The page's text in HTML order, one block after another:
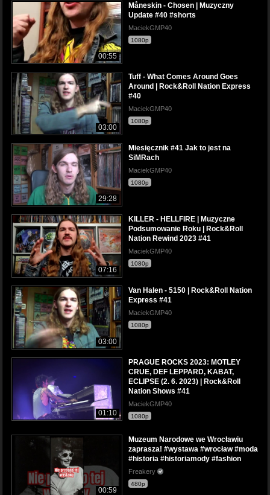
00:55
Måneskin - Chosen | Muzyczny
Update #40 #shorts
MaciekGMP40
1080p
03:00
Tuff - What Comes Around Goes
Around | Rock&Roll Nation Express
#40
MaciekGMP40
1080p
29:28
Miesięcznik #41 Jak to jest na
SiMRach
MaciekGMP40
1080p
07:16
KILLER - HELLFIRE | Muzyczne
Podsumowanie Roku | Rock&Roll
Nation Rewind 2023 #41
MaciekGMP40
1080p
03:00
Van Halen - 5150 | Rock&Roll Nation
Express #41
MaciekGMP40
1080p
01:10
PRAGUE ROCKS 2023: MOTLEY
CRUE, DEF LEPPARD, KABAT,
ECLIPSE (2. 6. 2023) | Rock&Roll
Nation Shows #41
MaciekGMP40
1080p
00:59
Muzeum Narodowe we Wrocławiu
zaprasza! #wystawa #wrocław #moda
#historia #historiamody #fashion
Freakery
480p